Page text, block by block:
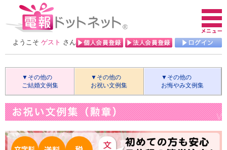
ようこそ ゲスト さん
▼その他の
ご結婚文例集
【MA】ご結婚（上司）
【MB】ご結婚（友人・同僚）
【MC】ご結婚（親戚）
【MD】ご結婚（取引会社）
【ME】ご結婚（一般）
【MF】ご結婚（言葉の贈り物）
▼その他の
お祝い文例集
【CA】ご出産
【CB】お誕生日
【CC】入学・就職
【CD】卒業
【CE】成人
【CF】結婚記念日
【CG】母の日・父の日
【CH】定年
【CI】ご長寿
【CJ】受賞
【CK】退院・全快
【CL】ビジネス
【CM】開店・竣工・起工
【CN】勲章
【CO】当選
【CP】上場
【CQ】昇進
【CR】その他のお祝い
▼その他の
お悔やみ文例集
【OA】お悔やみ
【OB】法要
【OC】慰霊祭